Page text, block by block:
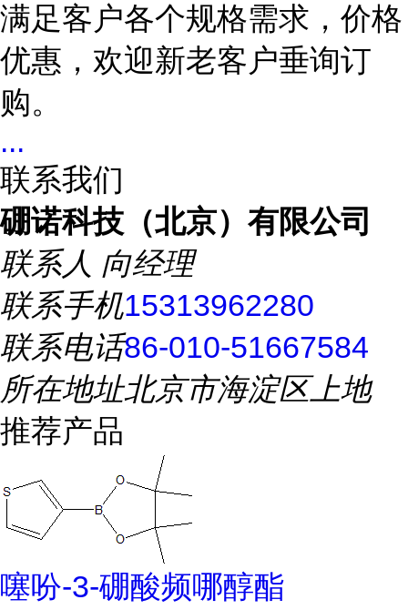
满足客户各个规格需求，价格
优惠，欢迎新老客户垂询订
购。
...
联系我们
硼诺科技（北京）有限公司
联系人 向经理
联系手机15313962280
联系电话86-010-51667584
所在地址北京市海淀区上地
推荐产品
噻吩-3-硼酸频哪醇酯